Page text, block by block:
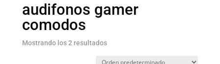
audifonos gamer
comodos
Mostrando los 2 resultados